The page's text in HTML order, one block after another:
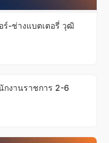
ร์-ช่างแบตเตอรี่ วุฒิ
กงานราชการ 2-6